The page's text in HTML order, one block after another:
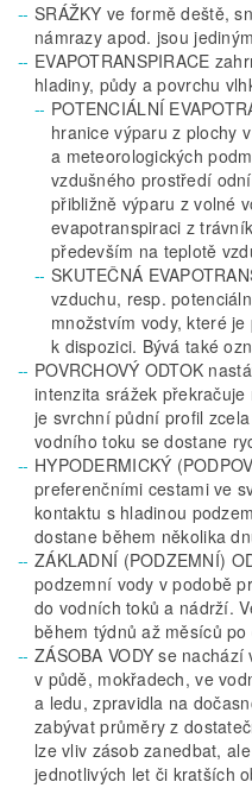
SRÁŽKY ve formě deště,
námrazy apod. jsou
EVAPOTRANSPIRACE
hladiny, půdy a povrchu
POTENCIÁLNÍ
hranice výparu z plochy
a meteorologických
vzdušného prostředí
přibližně výparu z volné
evapotranspiraci z
především na teplotě
SKUTEČNÁ
vzduchu, resp.
množstvím vody, které
k dispozici. Bývá také
POVRCHOVÝ ODTOK
intenzita srážek
je svrchní půdní profil
vodního toku se dostane
HYPODERMICKÝ
preferenčními cestami ve
kontaktu s hladinou
dostane během několika
ZÁKLADNÍ (PODZEMNÍ)
podzemní vody v podobě
do vodních toků a nádrží.
během týdnů až měsíců
ZÁSOBA VODY se
v půdě, mokřadech, ve
a ledu, zpravidla na
zabývat průměry z
lze vliv zásob zanedbat,
jednotlivých let či kratších